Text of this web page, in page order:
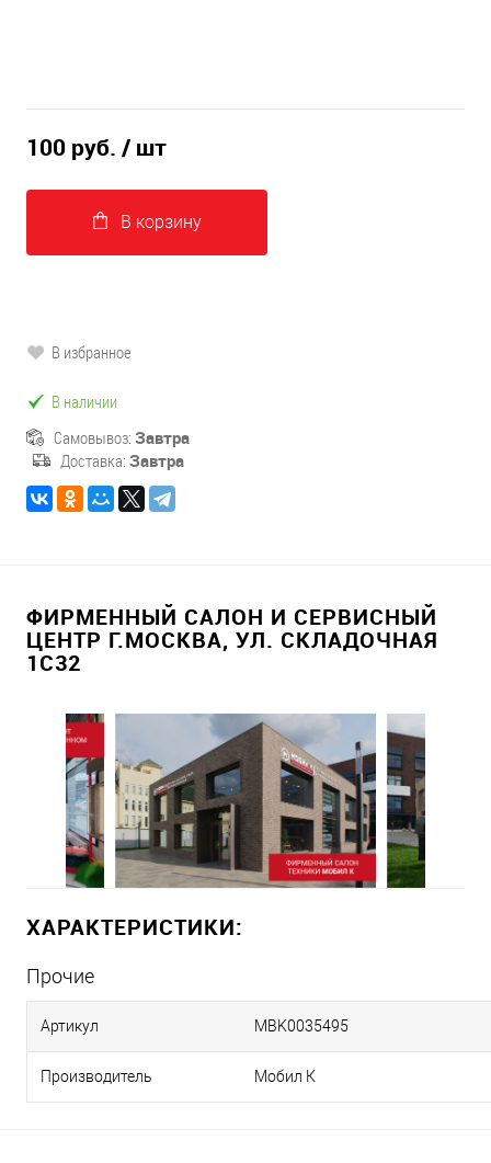
100 руб. / шт
В корзину
В избранное
В наличии
Самовывоз: Завтра
Доставка: Завтра
ФИРМЕННЫЙ САЛОН И СЕРВИСНЫЙ
ЦЕНТР Г.МОСКВА, УЛ. СКЛАДОЧНАЯ
1С32
ХАРАКТЕРИСТИКИ:
Прочие
Артикул MBK0035495
Производитель Мобил К